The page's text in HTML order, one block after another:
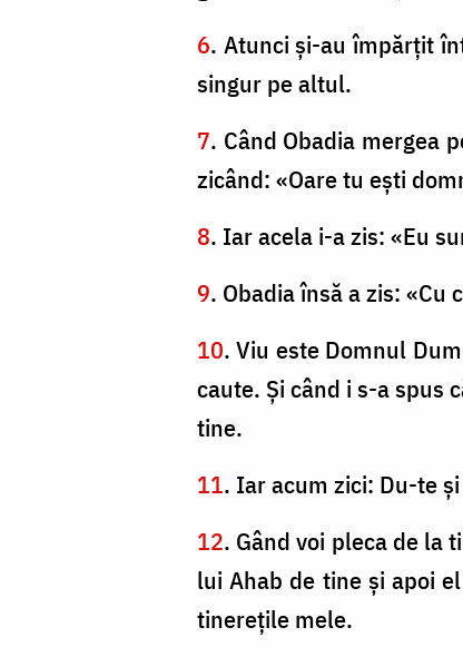
6. Atunci şi-au împărţit
singur pe altul.
7. Când Obadia mergea
zicând: «Oare tu eşti
8. Iar acela i-a zis: «Eu
9. Obadia însă a zis: «Cu
10. Viu este Domnul
caute. Şi când i s-a spus
tine.
11. Iar acum zici: Du-te
12. Gând voi pleca de la
lui Ahab de tine şi apoi
tinereţile mele.